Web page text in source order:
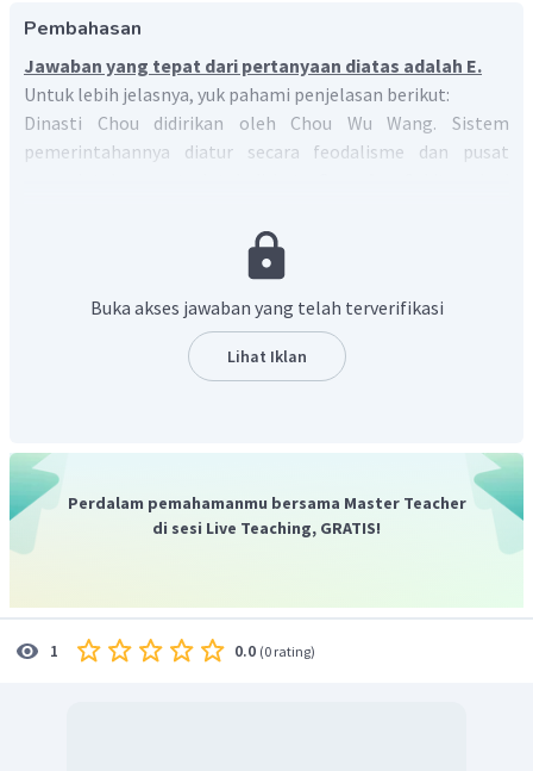
Pembahasan
Jawaban yang tepat dari pertanyaan diatas adalah E.
Untuk lebih jelasnya, yuk pahami penjelasan berikut:
Dinasti Chou didirikan oleh Chou Wu Wang. Sistem
pemerintahannya diatur secara feodalisme dan pusat
melahirkan ahli pikir terkenal yaitu Lao Tse dengan ajaran
Taoisme dan Kang Fu Tse dengan ajarannya
kepada para bangsawan, meliputi pengurusan pajak,
keamanan dan lain-lain, dengan imbalan memperoleh
sebidang tanah yang disebut vazal. Sistem vazal merugikan
Buka akses jawaban yang telah terverifikasi
Lihat Iklan
Perdalam pemahamanmu bersama Master Teacher
di sesi Live Teaching, GRATIS!
1 0.0 (0 rating)